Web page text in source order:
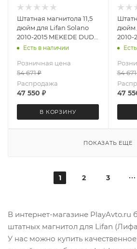
Штатная магнитола 11,5
дюйм для Lifan Solano
2010-2015 MEKEDE DUDU
OS 7 версия 3311-6711
Gb круговой обзор 360
Есть в наличии
Розничная цена
54 671₽
Распродажа
47 550 ₽
В КОРЗИНУ
дюйм
2010-
8+128
360
54 671
47
ПОКАЗАТЬ ЕЩЕ
1 2 3
В интернет-магазине
штатных магнитол для Lifan
У нас можно купить